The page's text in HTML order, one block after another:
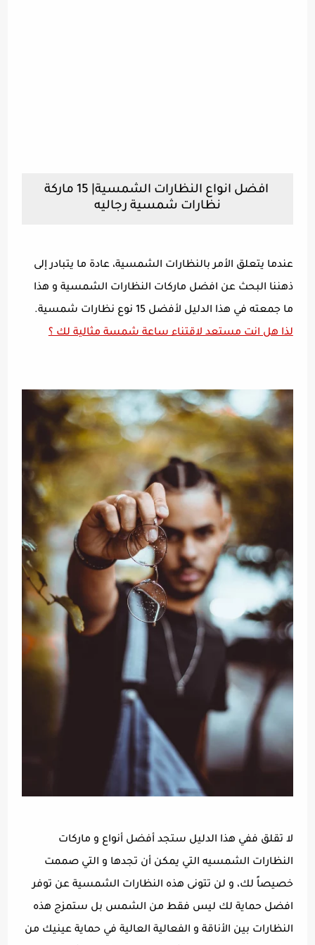
افضل انواع النظارات الشمسية| 15 ماركة
نظارات شمسية رجاليه
عندما يتعلق الأمر بالنظارات الشمسية، عادة ما يتبادر إلى
ذهننا البحث عن افضل ماركات النظارات الشمسية و هذا
ما جمعته في هذا الدليل لأفضل 15 نوع نظارات شمسية.
لذا هل انت مستعد لاقتناء ساعة شمسة مثالية لك ؟
لا تقلق ففي هذا الدليل ستجد أفضل أنواع و ماركات
النظارات الشمسيه التي يمكن أن تجدها و التي صممت
خصيصاً لك، و لن تتونى هذه النظارات الشمسية عن توفر
افضل حماية لك ليس فقط من الشمس بل ستمزج هذه
النظارات بين الأناقة و الفعالية العالية في حماية عينيك من